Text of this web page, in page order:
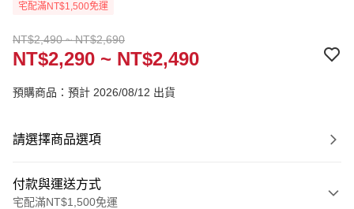
宅配滿NT$1,500免運
NT$2,490 ~ NT$2,690
NT$2,290 ~ NT$2,490
預購商品：預計 2026/08/12 出貨
請選擇商品選項
付款與運送方式
宅配滿NT$1,500免運